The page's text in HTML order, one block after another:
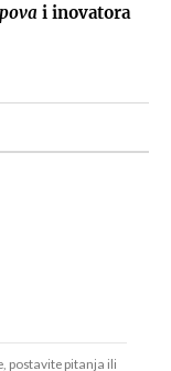
i inovatora
postavite pitanja ili